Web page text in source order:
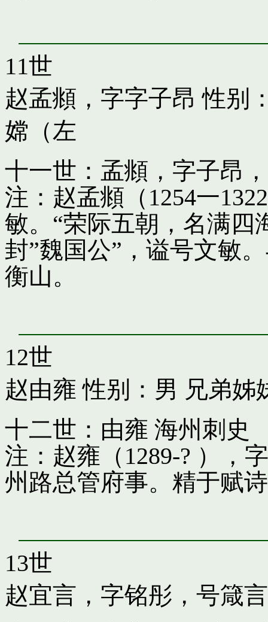
11世
赵孟頫，字字子昂 性别
嫦（左
十一世：孟頫，字子昂
注：赵孟頫（1254一
敏。“荣际五朝，名满四
封”魏国公”，谥号文敏
衡山。
12世
赵由雍 性别：男 兄弟姊
十二世：由雍 海州刺史
注：赵雍（1289-? ），
州路总管府事。精于赋
13世
赵宜言，字铭彤，号箴言